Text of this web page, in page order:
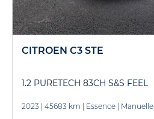
CITROEN C3 STE
1.2 PURETECH 83CH S&S FEEL
2023 45683 km Essence Manuelle